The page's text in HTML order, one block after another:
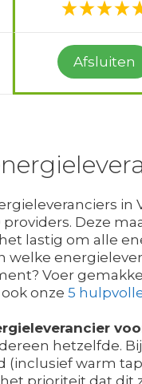
Afsluiten
in
Deze
lastig om alle
welke
Voer
onze 5
hetzelfde.
(inclusief warm
prioriteit dat dit